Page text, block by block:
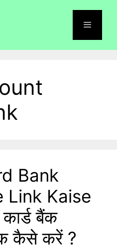
Bank
Link Kaise
बैंक
कैसे करें ?